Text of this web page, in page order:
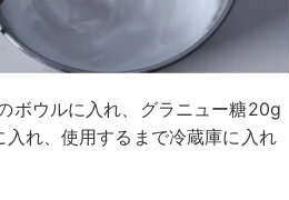
ウルに入れ、グラニュー糖20g
れ、使用するまで冷蔵庫に入れ